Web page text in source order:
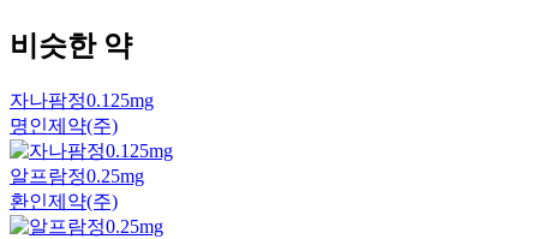
비슷한 약
자나팜정0.125mg
명인제약(주)
알프람정0.25mg
환인제약(주)